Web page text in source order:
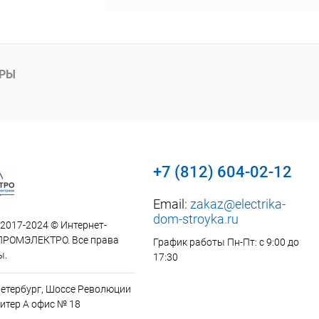
2024 © Интернет-
Все права
Шоссе Революции
А офис № 18
+7 (812) 604-02-12
Email: zakaz@electrika-
dom-stroyka.ru
График работы Пн-Пт: с 9:00 до
17:30